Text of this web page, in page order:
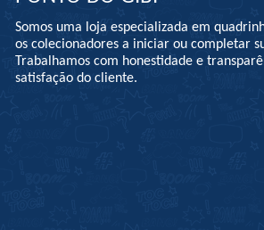
Somos uma loja especializada em
os colecionadores a iniciar ou completar
Trabalhamos com honestidade e
satisfação do cliente.